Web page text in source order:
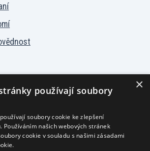
×
používají soubory
soubory cookie ke zlepšení
Používáním našich webových stránek
cookie v souladu s našimi zásadami